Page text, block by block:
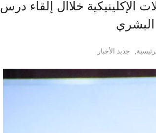
خلاال إلقاء درس
البشري
جديد الأخبار